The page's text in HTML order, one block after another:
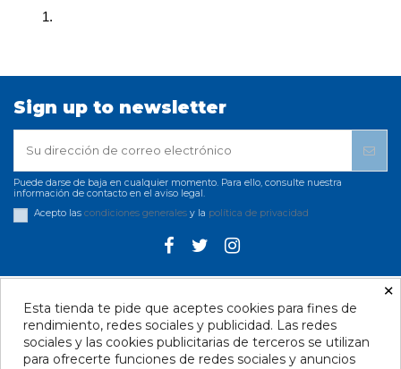
Sign up to newsletter
Puede darse de baja en cualquier momento. Para ello, consulte nuestra
información de contacto en el aviso legal.
Acepto las condiciones generalesy la política de privacidad
Información Legal
Contacto - Santa Cruz
×
Esta tienda te pide que aceptes cookies para fines de
rendimiento, redes sociales y publicidad. Las redes
sociales y las cookies publicitarias de terceros se utilizan
para ofrecerte funciones de redes sociales y anuncios